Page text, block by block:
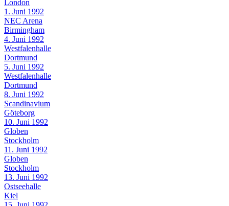
London
1. Juni 1992
NEC Arena
Birmingham
4. Juni 1992
Westfalenhalle
Dortmund
5. Juni 1992
Westfalenhalle
Dortmund
8. Juni 1992
Scandinavium
Göteborg
10. Juni 1992
Globen
Stockholm
11. Juni 1992
Globen
Stockholm
13. Juni 1992
Ostseehalle
Kiel